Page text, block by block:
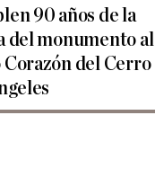
90 años de la
del monumento al
Corazón del Cerro